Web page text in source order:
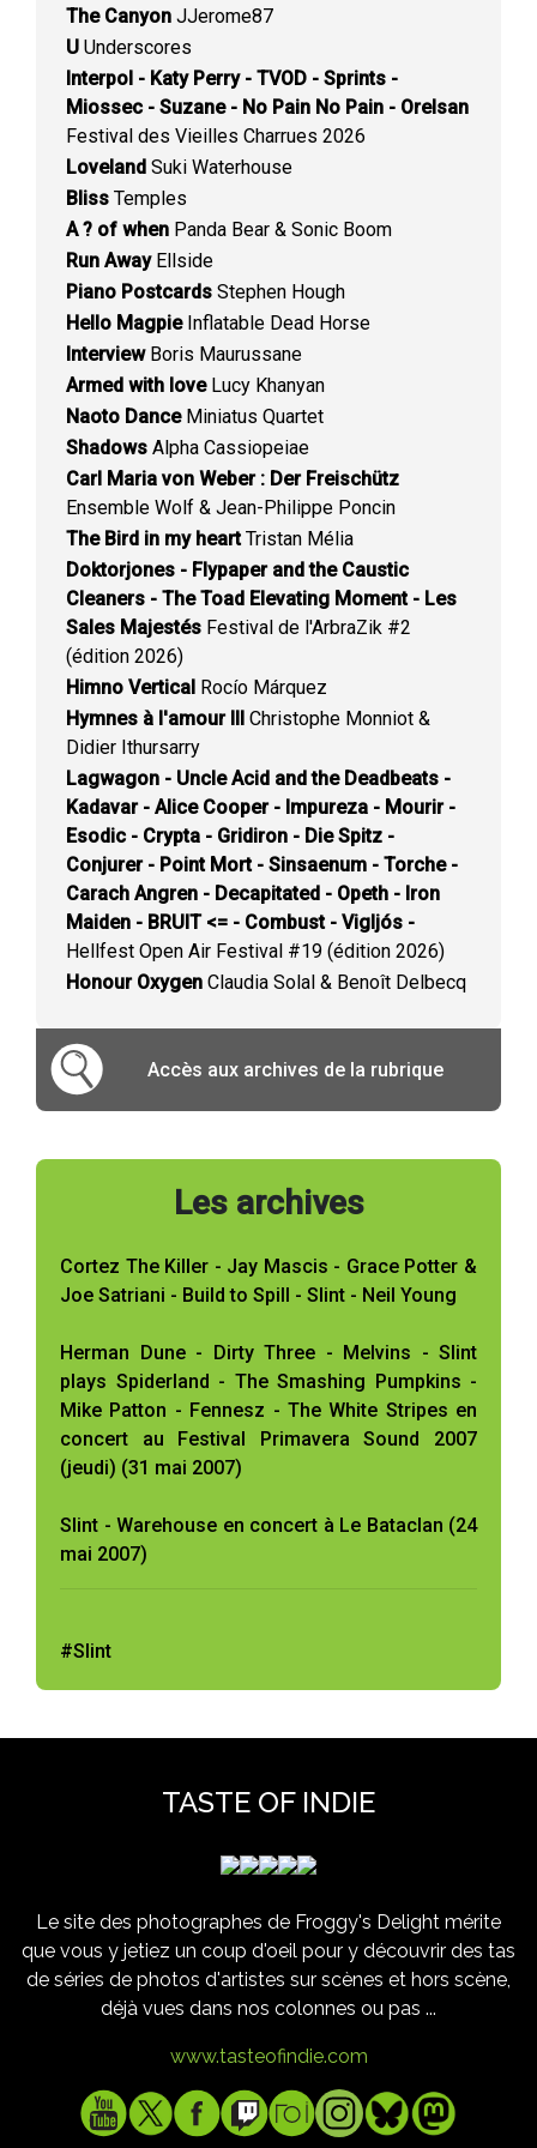
The Canyon JJerome87
U Underscores
Interpol - Katy Perry - TVOD - Sprints -
Miossec - Suzane - No Pain No Pain - Orelsan
Festival des Vieilles Charrues 2026
Loveland Suki Waterhouse
Bliss Temples
A ? of when Panda Bear & Sonic Boom
Run AwayEllside
Piano Postcards Stephen Hough
Hello MagpieInflatable Dead Horse
InterviewBoris Maurussane
Armed with loveLucy Khanyan
Naoto DanceMiniatus Quartet
Shadows Alpha Cassiopeiae
Carl Maria von Weber : Der Freischütz
Ensemble Wolf & Jean-Philippe Poncin
The Bird in my heartTristan Mélia
Doktorjones - Flypaper and the Caustic
Cleaners - The Toad Elevating Moment - Les
Sales Majestés Festival de l'ArbraZik #2
(édition 2026)
Himno Vertical Rocío Márquez
Hymnes à l'amour III Christophe Monniot &
Didier Ithursarry
Lagwagon - Uncle Acid and the Deadbeats -
Kadavar - Alice Cooper - Impureza - Mourir -
Esodic - Crypta - Gridiron - Die Spitz -
Conjurer - Point Mort - Sinsaenum - Torche -
Carach Angren - Decapitated - Opeth - Iron
Maiden - BRUIT <= - Combust - Vigljós -
Hellfest Open Air Festival #19 (édition 2026)
Honour Oxygen Claudia Solal & Benoît Delbecq
Accès aux archives de la rubrique
Les archives
Cortez The Killer - Jay Mascis - Grace Potter &
Joe Satriani - Build to Spill - Slint - Neil Young
Herman Dune - Dirty Three - Melvins - Slint
plays Spiderland - The Smashing Pumpkins -
Mike Patton - Fennesz - The White Stripes en
concert au Festival Primavera Sound 2007
(jeudi) (31 mai 2007)
Slint - Warehouse en concert à Le Bataclan (24
mai 2007)
#Slint
TASTE OF INDIE
Le site des photographes de Froggy's Delight mérite
que vous y jetiez un coup d'oeil pour y découvrir des tas
de séries de photos d'artistes sur scènes et hors scène,
déjà vues dans nos colonnes ou pas ...
www.tasteofindie.com